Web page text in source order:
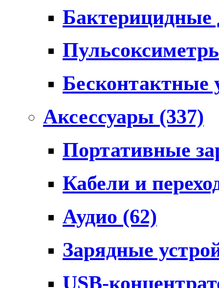
Бесконтактные
Аксессуары (337)
Портативные
Кабели и
Аудио (62)
Зарядные
USB-